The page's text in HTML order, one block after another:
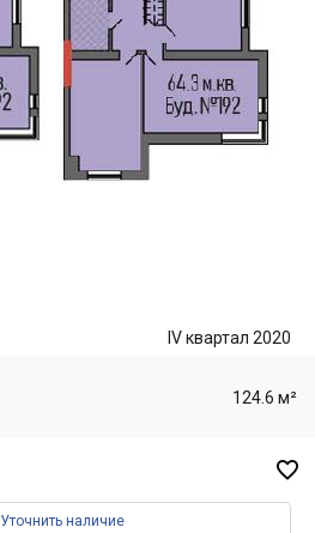
IV квартал 2020
124.6 м²

Уточнить наличие